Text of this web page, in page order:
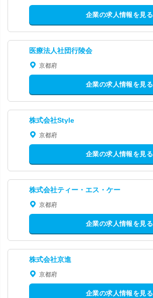
企業の求人情報を見る
医療法人社団行陵会
京都府
企業の求人情報を見る
株式会社Style
京都府
企業の求人情報を見る
株式会社ティー・エス・ケー
京都府
企業の求人情報を見る
株式会社京進
京都府
企業の求人情報を見る